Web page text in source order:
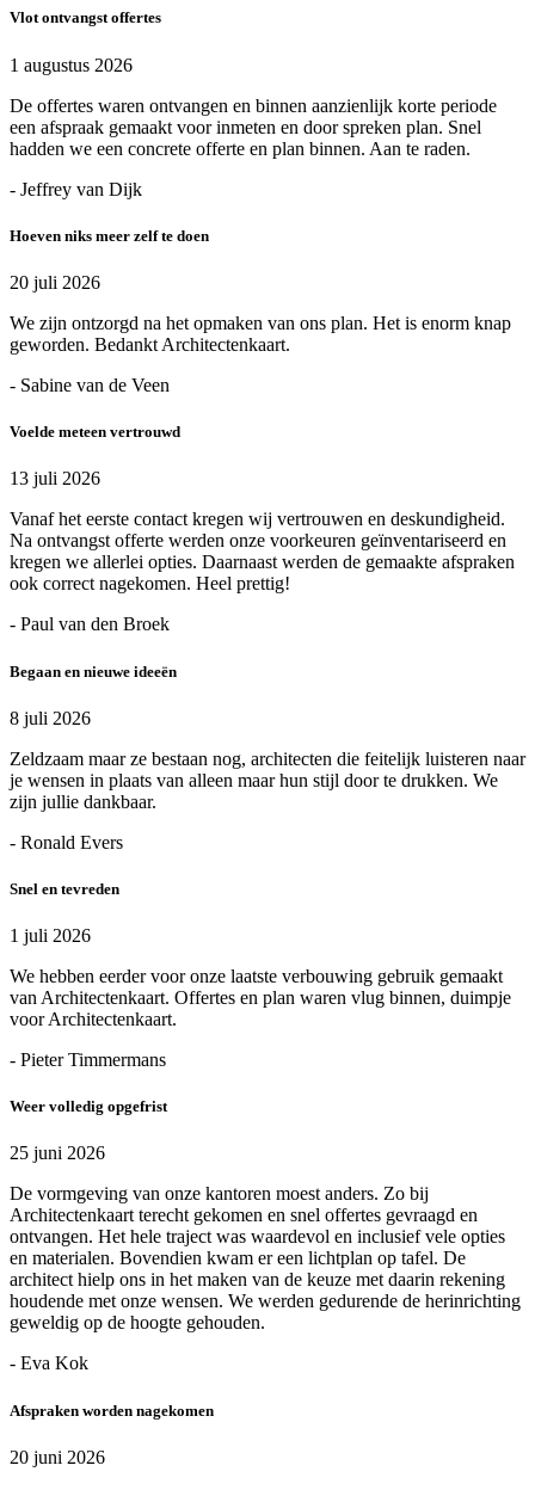
Vlot ontvangst offertes
1 augustus 2026
De offertes waren ontvangen en binnen aanzienlijk korte periode
een afspraak gemaakt voor inmeten en door spreken plan. Snel
hadden we een concrete offerte en plan binnen. Aan te raden.
- Jeffrey van Dijk
Hoeven niks meer zelf te doen
20 juli 2026
We zijn ontzorgd na het opmaken van ons plan. Het is enorm knap
geworden. Bedankt Architectenkaart.
- Sabine van de Veen
Voelde meteen vertrouwd
13 juli 2026
Vanaf het eerste contact kregen wij vertrouwen en deskundigheid.
Na ontvangst offerte werden onze voorkeuren geïnventariseerd en
kregen we allerlei opties. Daarnaast werden de gemaakte afspraken
ook correct nagekomen. Heel prettig!
- Paul van den Broek
Begaan en nieuwe ideeën
8 juli 2026
Zeldzaam maar ze bestaan nog, architecten die feitelijk luisteren naar
je wensen in plaats van alleen maar hun stijl door te drukken. We
zijn jullie dankbaar.
- Ronald Evers
Snel en tevreden
1 juli 2026
We hebben eerder voor onze laatste verbouwing gebruik gemaakt
van Architectenkaart. Offertes en plan waren vlug binnen, duimpje
voor Architectenkaart.
- Pieter Timmermans
Weer volledig opgefrist
25 juni 2026
De vormgeving van onze kantoren moest anders. Zo bij
Architectenkaart terecht gekomen en snel offertes gevraagd en
ontvangen. Het hele traject was waardevol en inclusief vele opties
en materialen. Bovendien kwam er een lichtplan op tafel. De
architect hielp ons in het maken van de keuze met daarin rekening
houdende met onze wensen. We werden gedurende de herinrichting
geweldig op de hoogte gehouden.
- Eva Kok
Afspraken worden nagekomen
20 juni 2026